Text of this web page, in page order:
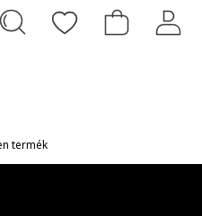
termék